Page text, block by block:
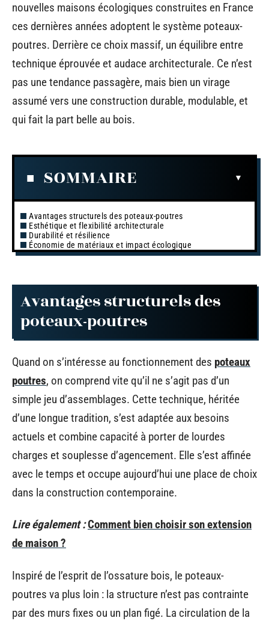
nouvelles maisons écologiques construites en France
ces dernières années adoptent le système poteaux-
poutres. Derrière ce choix massif, un équilibre entre
technique éprouvée et audace architecturale. Ce n’est
pas une tendance passagère, mais bien un virage
assumé vers une construction durable, modulable, et
qui fait la part belle au bois.
SOMMAIRE
Avantages structurels des poteaux-poutres
Esthétique et flexibilité architecturale
Durabilité et résilience
Économie de matériaux et impact écologique
Avantages structurels des
poteaux-poutres
Quand on s’intéresse au fonctionnement des poteaux
poutres, on comprend vite qu’il ne s’agit pas d’un
simple jeu d’assemblages. Cette technique, héritée
d’une longue tradition, s’est adaptée aux besoins
actuels et combine capacité à porter de lourdes
charges et souplesse d’agencement. Elle s’est affinée
avec le temps et occupe aujourd’hui une place de choix
dans la construction contemporaine.
Lire également :Comment bien choisir son extension
de maison ?
Inspiré de l’esprit de l’ossature bois, le poteaux-
poutres va plus loin : la structure n’est pas contrainte
par des murs fixes ou un plan figé. La circulation de la